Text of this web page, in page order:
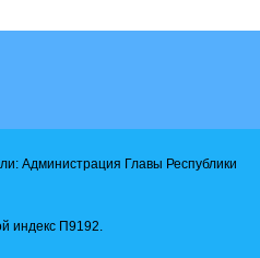
Администрация Главы Республики
индекс П9192.